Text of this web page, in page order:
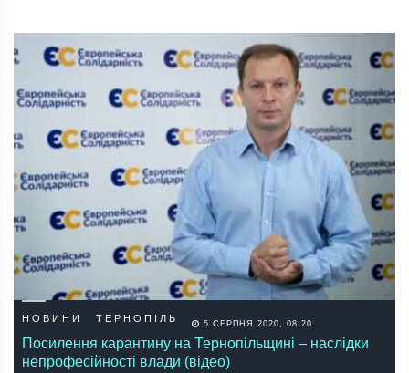
НОВИНИ ТЕРНОПІЛЬ 5 СЕРПНЯ 2020, 08:20
Посилення карантину на Тернопільщині – наслідки
непрофесійності влади (відео)